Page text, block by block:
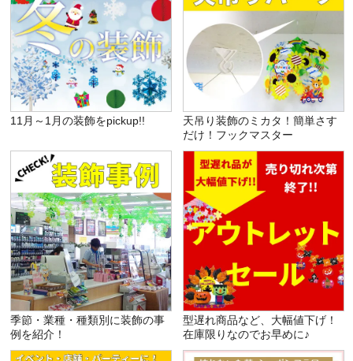
11月～1月の装飾をpickup!!
天吊り装飾のミカタ！簡単さす
だけ！フックマスター
季節・業種・種類別に装飾の事
例を紹介！
型遅れ商品など、大幅値下げ！
在庫限りなのでお早めに♪